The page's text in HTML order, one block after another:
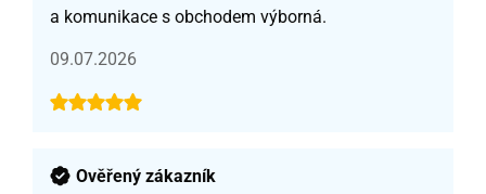
a komunikace s obchodem výborná.
09.07.2026
Ověřený zákazník